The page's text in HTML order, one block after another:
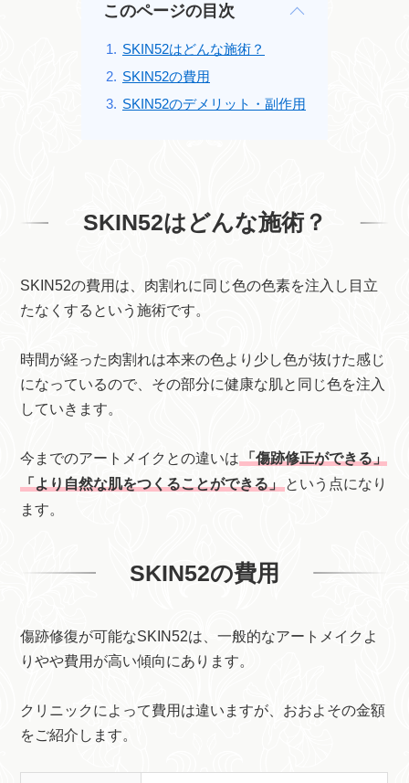
このページの目次
SKIN52はどんな施術？
SKIN52の費用
SKIN52のデメリット・副作用
SKIN52はどんな施術？
SKIN52の費用は、肉割れに同じ色の色素を注入し目立
たなくするという施術です。
時間が経った肉割れは本来の色より少し色が抜けた感じ
になっているので、その部分に健康な肌と同じ色を注入
していきます。
今までのアートメイクとの違いは「傷跡修正ができる」
「より自然な肌をつくることができる」 という点になり
ます。
SKIN52の費用
傷跡修復が可能なSKIN52は、一般的なアートメイクよ
りやや費用が高い傾向にあります。
クリニックによって費用は違いますが、おおよその金額
をご紹介します。